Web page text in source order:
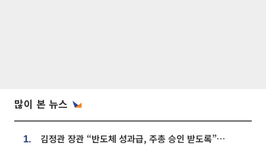
많이 본 뉴스
1. 김정관 장관 “반도체 성과급, 주총 승인 받도록”…상법·자본시장법 개정 시사